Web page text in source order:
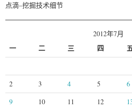
点滴–挖掘技术细节
2012年7月
一 二 三 四
2
3 4 5 6
9
10 11 12